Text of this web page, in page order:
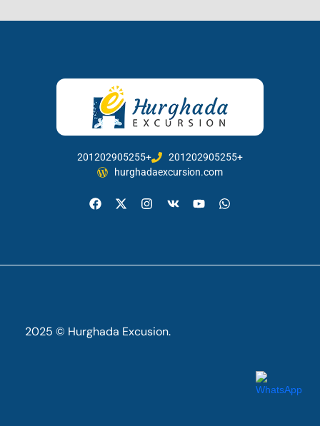
201202905255+
201202905255+
hurghadaexcursion.com
2025 © Hurghada Excusion.